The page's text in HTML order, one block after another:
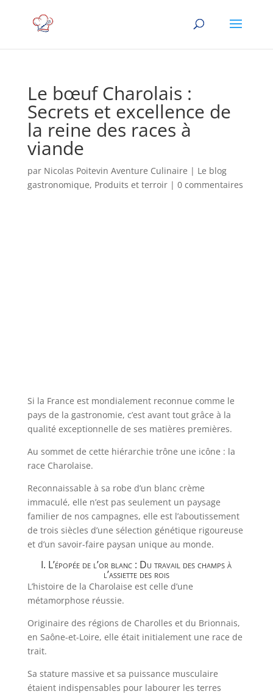
Le bœuf Charolais :
Secrets et excellence de
la reine des races à
viande
par Nicolas Poitevin Aventure Culinaire | Le blog
gastronomique, Produits et terroir| 0 commentaires
Si la France est mondialement reconnue comme le
pays de la gastronomie, c’est avant tout grâce à la
qualité exceptionnelle de ses matières premières.
Au sommet de cette hiérarchie trône une icône : la
race Charolaise.
Reconnaissable à sa robe d’un blanc crème
immaculé, elle n’est pas seulement un paysage
familier de nos campagnes, elle est l’aboutissement
de trois siècles d’une sélection génétique rigoureuse
et d’un savoir-faire paysan unique au monde.
I. L’épopée de l’or blanc : Du travail des champs à
l’assiette des rois
L’histoire de la Charolaise est celle d’une
métamorphose réussie.
Originaire des régions de Charolles et du Brionnais,
en Saône-et-Loire, elle était initialement une race de
trait.
Sa stature massive et sa puissance musculaire
étaient indispensables pour labourer les terres